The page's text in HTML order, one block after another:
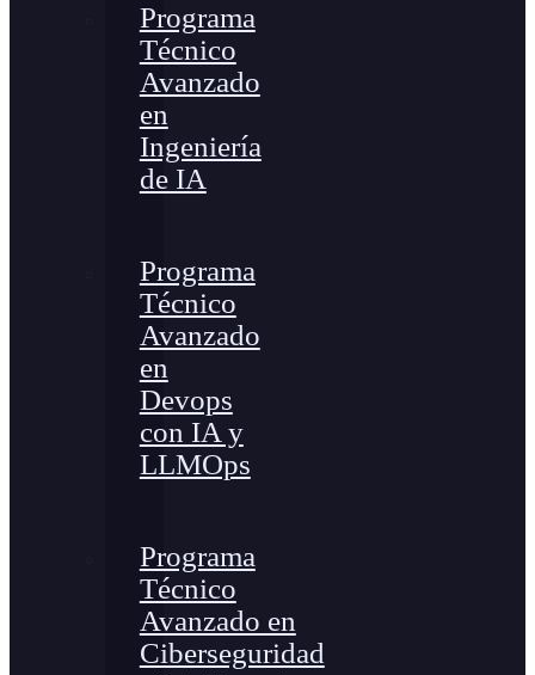
Programa
Técnico
Avanzado
en
Ingeniería
de IA
Programa
Técnico
Avanzado
en
Devops
con IA y
LLMOps
Programa
Técnico
Avanzado en
Ciberseguridad